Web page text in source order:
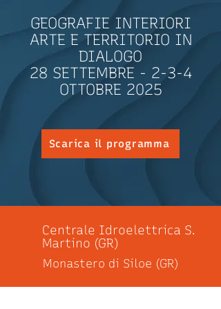
GEOGRAFIE INTERIORI
ARTE E TERRITORIO IN
DIALOGO
28 SETTEMBRE - 2-3-4
OTTOBRE 2025
Scarica il programma
Centrale Idroelettrica S.
Martino (GR)
Monastero di Siloe (GR)